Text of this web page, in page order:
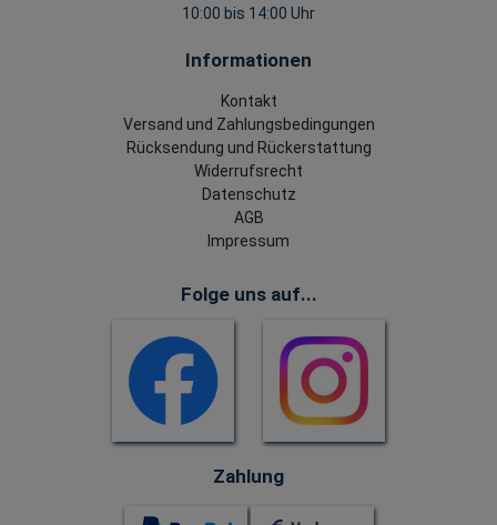
10:00 bis 14:00 Uhr
Informationen
Kontakt
Versand und Zahlungsbedingungen
Rücksendung und Rückerstattung
Widerrufsrecht
Datenschutz
AGB
Impressum
Folge uns auf...
Zahlung